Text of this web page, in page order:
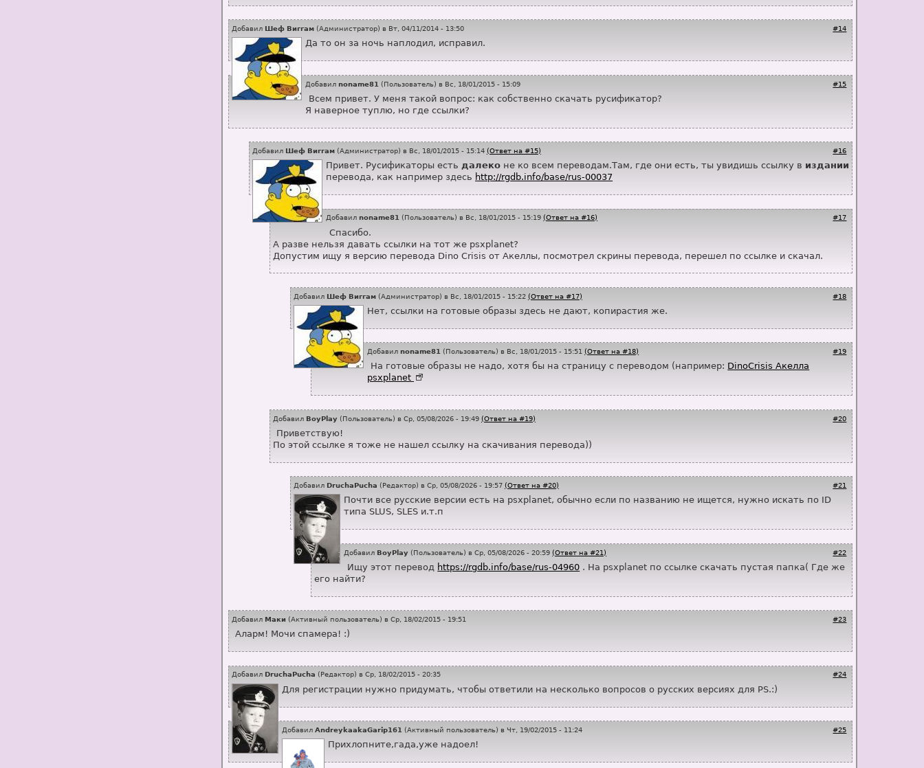
Добавил Шеф Виггам(Администратор) в Вт, 04/11/2014 - 13:50 #14
Да то он за ночь наплодил, исправил.
Добавил noname81 (Пользователь) в Вс, 18/01/2015 - 15:09 #15
Всем привет. У меня такой вопрос: как собственно скачать русификатор?
Я наверное туплю, но где ссылки?
Добавил Шеф Виггам(Администратор) в Вс, 18/01/2015 - 15:14 (Ответ на #15) #16
Привет. Русификаторы естьдалеко не ко всем переводам.Там, где они есть, ты увидишь ссылку в издании
перевода, как например здесь http://rgdb.info/base/rus-00037
Добавил noname81 (Пользователь) в Вс, 18/01/2015 - 15:19(Ответ на #16) #17
Спасибо.
А разве нельзя давать ссылки на тот же psxplanet?
Допустим ищу я версию перевода Dino Crisis от Акеллы, посмотрел скрины перевода, перешел по ссылке и скачал.
Добавил Шеф Виггам(Администратор) в Вс, 18/01/2015 - 15:22 (Ответ на #17) #18
Нет, ссылки на готовые образы здесь не дают, копирастия же.
Добавил noname81 (Пользователь) в Вс, 18/01/2015 - 15:51(Ответ на #18) #19
На готовые образы не надо, хотя бы на страницу с переводом (например: DinoCrisis Акелла
psxplanet
Добавил BoyPlay (Пользователь) в Ср, 05/08/2026 - 19:49 (Ответ на #19) #20
Приветствую!
По этой ссылке я тоже не нашел ссылку на скачивания перевода))
Добавил DruchaPucha (Редактор) в Ср, 05/08/2026 - 19:57 (Ответ на #20) #21
Почти все русские версии есть на psxplanet, обычно если по названию не ищется, нужно искать по ID
типа SLUS, SLES и.т.п
Добавил BoyPlay (Пользователь) в Ср, 05/08/2026 - 20:59(Ответ на #21) #22
Ищу этот перевод https://rgdb.info/base/rus-04960 . На psxplanet по ссылке скачать пустая папка( Где же
его найти?
Добавил Маки(Активный пользователь) в Ср, 18/02/2015 - 19:51 #23
Аларм! Мочи спамера! :)
Добавил DruchaPucha (Редактор) в Ср, 18/02/2015 - 20:35 #24
Для регистрации нужно придумать, чтобы ответили на несколько вопросов о русских версиях для PS.:)
ДобавилAndreykaakaGarip161 (Активный пользователь) в Чт, 19/02/2015 - 11:24 #25
Прихлопните,гада,уже надоел!